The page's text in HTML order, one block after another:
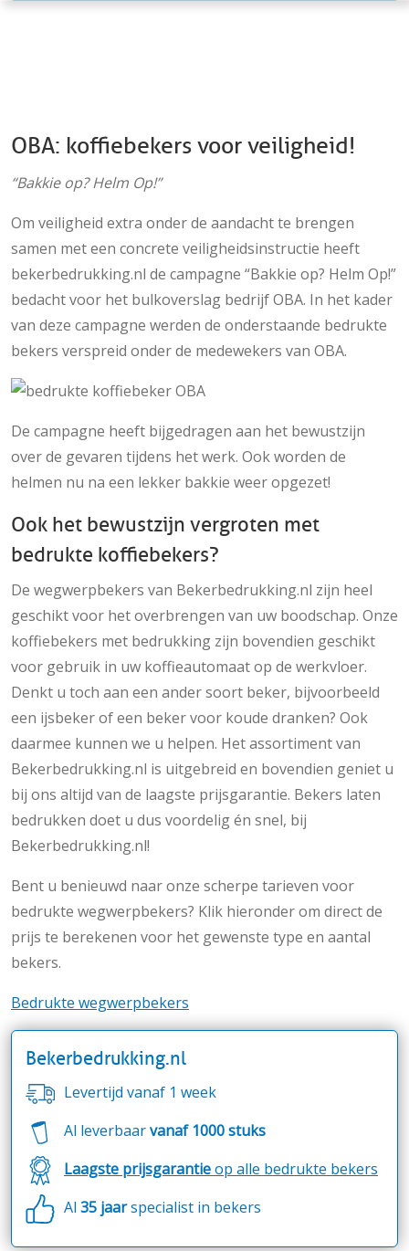
OBA: koffiebekers voor veiligheid!
“Bakkie op? Helm Op!”
Om veiligheid extra onder de aandacht te brengen
samen met een concrete veiligheidsinstructie heeft
bekerbedrukking.nl de campagne “Bakkie op? Helm Op!”
bedacht voor het bulkoverslag bedrijf OBA. In het kader
van deze campagne werden de onderstaande bedrukte
bekers verspreid onder de medewekers van OBA.
De campagne heeft bijgedragen aan het bewustzijn
over de gevaren tijdens het werk. Ook worden de
helmen nu na een lekker bakkie weer opgezet!
Ook het bewustzijn vergroten met
bedrukte koffiebekers?
De wegwerpbekers van Bekerbedrukking.nl zijn heel
geschikt voor het overbrengen van uw boodschap. Onze
koffiebekers met bedrukking zijn bovendien geschikt
voor gebruik in uw koffieautomaat op de werkvloer.
Denkt u toch aan een ander soort beker, bijvoorbeeld
een ijsbeker of een beker voor koude dranken? Ook
daarmee kunnen we u helpen. Het assortiment van
Bekerbedrukking.nl is uitgebreid en bovendien geniet u
bij ons altijd van de laagste prijsgarantie. Bekers laten
bedrukken doet u dus voordelig én snel, bij
Bekerbedrukking.nl!
Bent u benieuwd naar onze scherpe tarieven voor
bedrukte wegwerpbekers? Klik hieronder om direct de
prijs te berekenen voor het gewenste type en aantal
bekers.
Bedrukte wegwerpbekers
Bekerbedrukking.nl
Levertijd vanaf 1 week
Al leverbaarvanaf 1000 stuks
Laagste prijsgarantieop alle bedrukte bekers
Al 35 jaarspecialist in bekers